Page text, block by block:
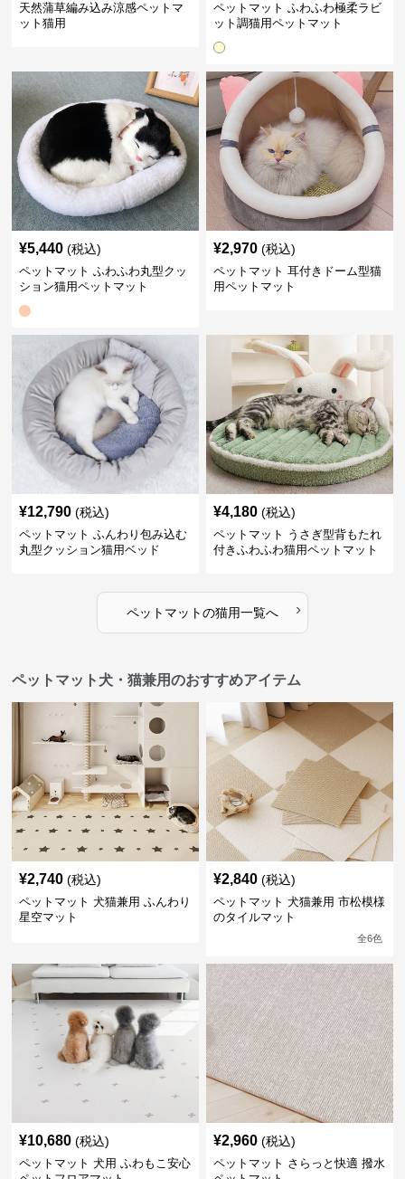
天然蒲草編み込み涼感ペットマ
ット猫用
ペットマット ふわふわ極柔ラビ
ット調猫用ペットマット
¥5,440 (税込)
ペットマット ふわふわ丸型クッ
ション猫用ペットマット
¥2,970 (税込)
ペットマット 耳付きドーム型猫
用ペットマット
¥12,790 (税込)
ペットマット ふんわり包み込む
丸型クッション猫用ベッド
¥4,180 (税込)
ペットマット うさぎ型背もたれ
付きふわふわ猫用ペットマット
ペットマットの猫用一覧へ ›
ペットマット犬・猫兼用のおすすめアイテム
¥2,740 (税込)
ペットマット 犬猫兼用 ふんわり
星空マット
¥2,840 (税込)
ペットマット 犬猫兼用 市松模様
のタイルマット
全6色
¥10,680 (税込)
ペットマット 犬用 ふわもこ安心
¥2,960 (税込)
ペットマット さらっと快適 撥水